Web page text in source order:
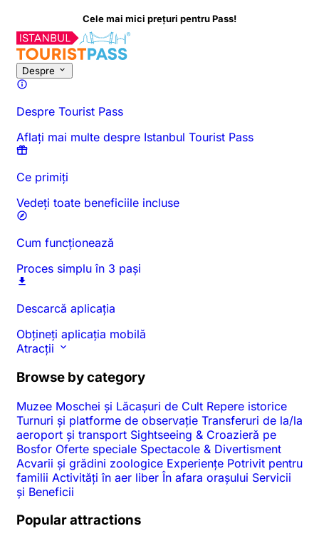
Cele mai mici prețuri pentru Pass!
Despre
Despre Tourist Pass
Aflați mai multe despre Istanbul Tourist Pass
Ce primiți
Vedeți toate beneficiile incluse
Cum funcționează
Proces simplu în 3 pași
Descarcă aplicația
Obțineți aplicația mobilă
Atracții
Browse by category
Muzee Moschei și Lăcașuri de Cult Repere istorice
Turnuri și platforme de observație Transferuri de la/la
aeroport și transport Sightseeing & Croazieră pe
Bosfor Oferte speciale Spectacole & Divertisment
Acvarii și grădini zoologice Experiențe Potrivit pentru
familii Activități în aer liberÎn afara orașului Servicii
și Beneficii
Popular attractions
Despre această activitate Prezentare generală